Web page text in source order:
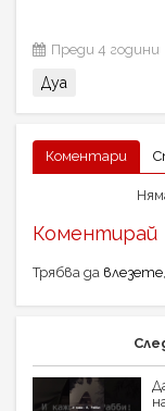
Преди 4 години
Дуа
Коментари
Коментирай
Трябва да влезете